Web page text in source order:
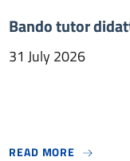
Bando tutor
31 July 2026
READ MORE ABOUT